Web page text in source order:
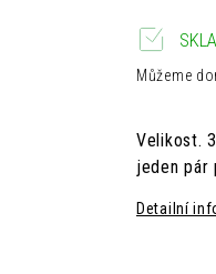
Velikost.
jeden pár
Detailní
Můžeme